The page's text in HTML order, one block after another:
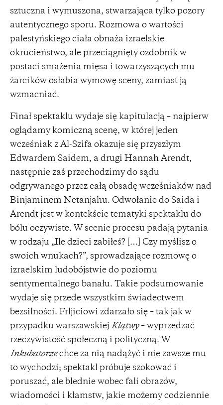
sztuczna i wymuszona, stwarzająca tylko pozory
autentycznego sporu. Rozmowa o wartości
palestyńskiego ciała obnaża izraelskie
okrucieństwo, ale przeciągnięty ozdobnik w
postaci smażenia mięsa i towarzyszących mu
żarcików osłabia wymowę sceny, zamiast ją
wzmacniać.
Finał spektaklu wydaje się kapitulacją – najpierw
oglądamy komiczną scenę, w której jeden
wcześniak z Al-Szifa okazuje się przyszłym
Edwardem Saidem, a drugi Hannah Arendt,
następnie zaś przechodzimy do sądu
odgrywanego przez całą obsadę wcześniaków nad
Binjaminem Netanjahu. Odwołanie do Saida i
Arendt jest w kontekście tematyki spektaklu do
bólu oczywiste. W scenie procesu padają pytania
w rodzaju „Ile dzieci zabiłeś? […] Czy myślisz o
swoich wnukach?”, sprowadzające rozmowę o
izraelskim ludobójstwie do poziomu
sentymentalnego banału. Takie podsumowanie
wydaje się przede wszystkim świadectwem
bezsilności. Frljiciowi zdarzało się – tak jak w
przypadku warszawskiej Klątwy– wyprzedzać
rzeczywistość społeczną i polityczną. W
Inkubatorzechce za nią nadążyć i nie zawsze mu
to wychodzi; spektakl próbuje szokować i
poruszać, ale blednie wobec fali obrazów,
wiadomości i kłamstw, jakie możemy codziennie